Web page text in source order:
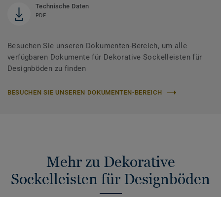
Technische Daten
PDF
Besuchen Sie unseren Dokumenten-Bereich, um alle
verfügbaren Dokumente für Dekorative Sockelleisten für
Designböden zu finden
BESUCHEN SIE UNSEREN DOKUMENTEN-BEREICH
Mehr zu Dekorative
Sockelleisten für Designböden